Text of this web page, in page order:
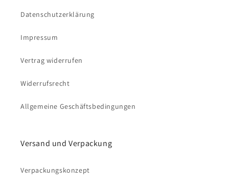
Datenschutzerklärung
Impressum
Vertrag widerrufen
Widerrufsrecht
Allgemeine Geschäftsbedingungen
Versand und Verpackung
Verpackungskonzept